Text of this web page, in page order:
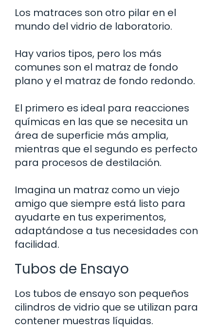
Los matraces son otro pilar en el
mundo del vidrio de laboratorio.
Hay varios tipos, pero los más
comunes son el matraz de fondo
plano y el matraz de fondo redondo.
El primero es ideal para reacciones
químicas en las que se necesita un
área de superficie más amplia,
mientras que el segundo es perfecto
para procesos de destilación.
Imagina un matraz como un viejo
amigo que siempre está listo para
ayudarte en tus experimentos,
adaptándose a tus necesidades con
facilidad.
Tubos de Ensayo
Los tubos de ensayo son pequeños
cilindros de vidrio que se utilizan para
contener muestras líquidas.